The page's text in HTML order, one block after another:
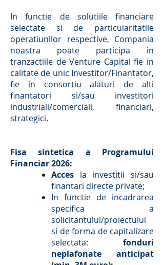
In functie de solutiile financiare
selectate si de particularitatile
operatiunilor respective, Compania
noastra poate participa in
tranzactiile de Venture Capital fie in
calitate de unic Investitor/Finantator,
fie in consortiu alaturi de alti
finantatori si/sau investitori
industriali/comerciali, financiari,
strategici.
Fisa sintetica a Programului
Financiar 2026:
Acces la investitii si/sau
finantari directe private;
In functie de incadrarea
specifica a
solicitantului/proiectului
si de forma de capitalizare
selectata: fonduri
neplafonate anticipat